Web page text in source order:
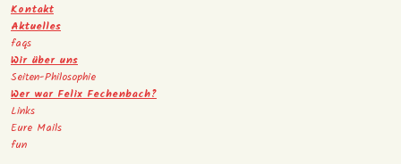
Kontakt
Aktuelles
faqs
Wir über uns
Seiten-Philosophie
Wer war Felix Fechenbach?
Links
Eure Mails
fun